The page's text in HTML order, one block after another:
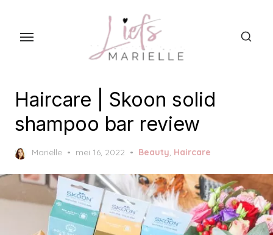
o
n
Haircare | Skoon solid
shampoo bar review
Mariëlle
P
s
t
e
d
o
mei 16, 2022 Beauty, Haircare